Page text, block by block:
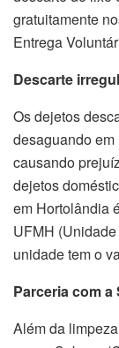
gratuitamente
Entrega
Descarte
Os dejetos
desaguando
causando
dejetos
em Hortolândia
UFMH
unidade tem o
Parceria com a
Além da